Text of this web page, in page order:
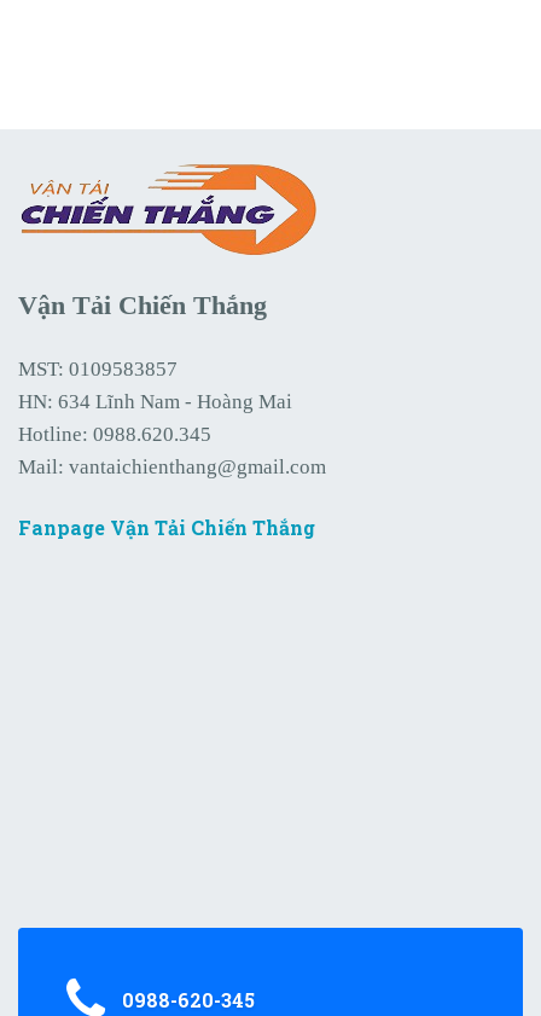
Vận Tải Chiến Thắng
MST: 0109583857
HN: 634 Lĩnh Nam - Hoàng Mai
Hotline: 0988.620.345
Mail: vantaichienthang@gmail.com
Fanpage Vận Tải Chiến Thắng
0988-620-345